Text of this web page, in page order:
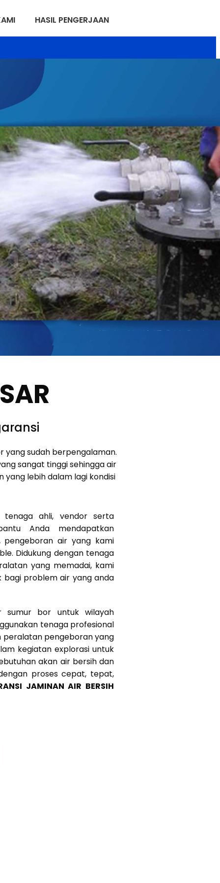
HASIL PENGERJAAN
yang sudah berpengalaman.
sangat tinggi sehingga air
yang lebih dalam lagi kondisi
tenaga ahli, vendor serta
Anda mendapatkan
pengeboran air yang kami
Didukung dengan tenaga
yang memadai, kami
bagi problem air yang anda
sumur bor untuk wilayah
tenaga profesional
peralatan pengeboran yang
kegiatan explorasi untuk
akan air bersih dan
proses cepat, tepat,
JAMINAN AIR BERSIH